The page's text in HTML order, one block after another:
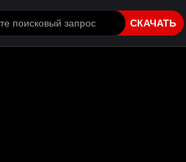
СКАЧАТЬ